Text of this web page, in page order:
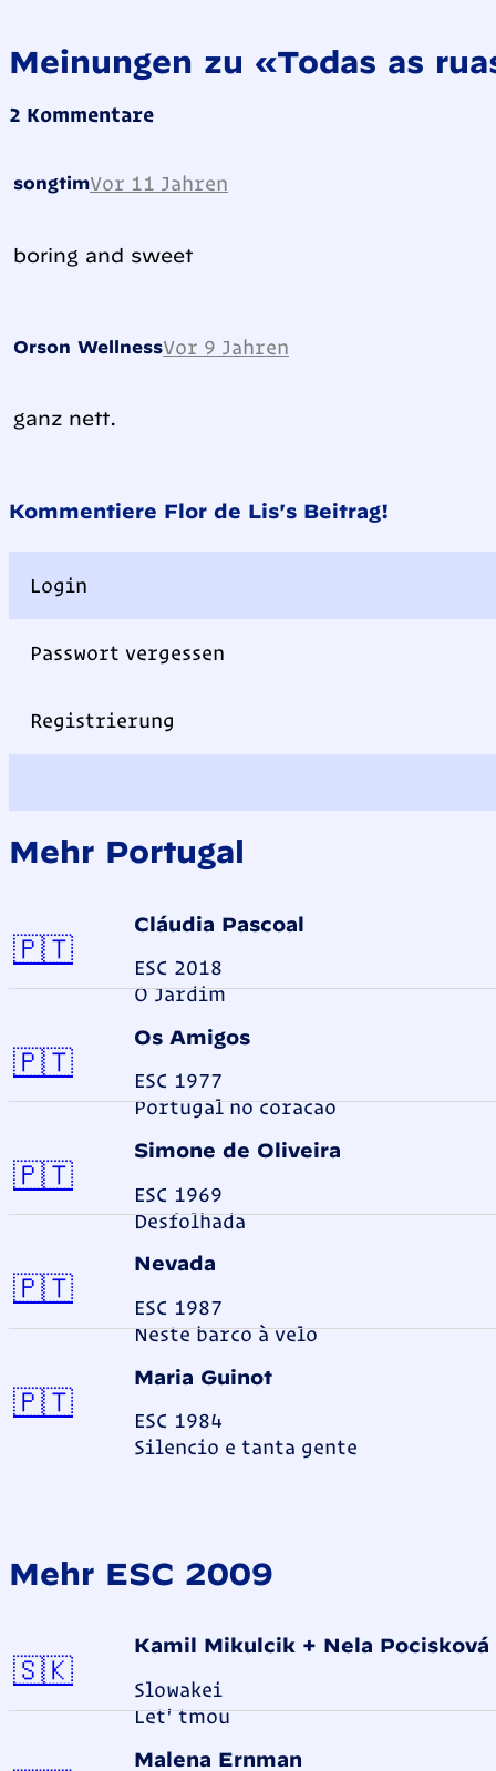
Meinungen zu «Todas as
2 Kommentare
songtimVor 11 Jahren
boring and sweet
Orson WellnessVor 9 Jahren
ganz nett.
Kommentiere Flor de Lis's Beitrag!
Login
Passwort vergessen
Registrierung
Mehr Portugal
Cláudia Pascoal
ESC 2018
O Jardim
🇵🇹Portugal
Os Amigos
ESC 1977
Portugal no coracao
🇵🇹Portugal
Simone de Oliveira
ESC 1969
Desfolhada
🇵🇹Portugal
Nevada
ESC 1987
Neste barco à velo
🇵🇹Portugal
Maria Guinot
ESC 1984
Silencio e tanta gente
🇵🇹Portugal
Mehr ESC 2009
Kamil Mikulcik + Nela Pocisková
Slowakei
Let' tmou
🇸🇰Slowakei
Malena Ernman